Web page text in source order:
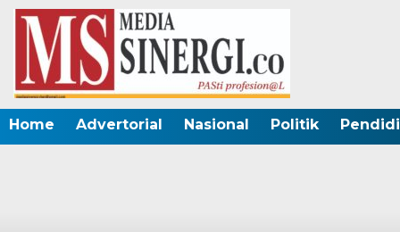
Home Advertorial Nasional Politik